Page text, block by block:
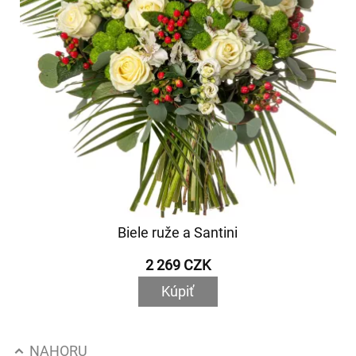
Biele ruže a Santini
2 269 CZK
Kúpiť
NAHORU